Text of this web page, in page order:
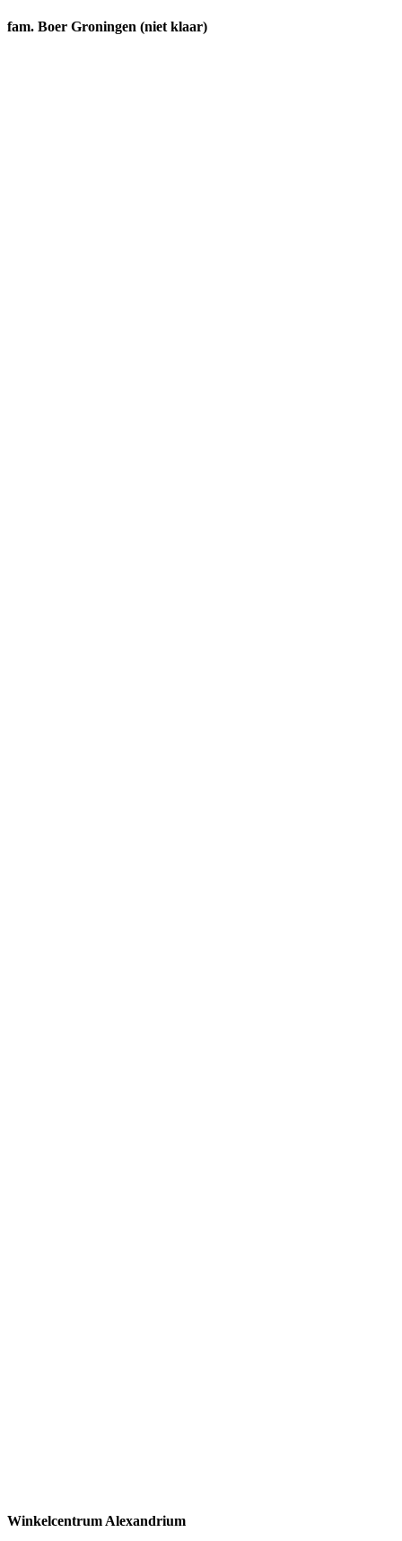
fam. Boer Groningen (niet klaar)
Winkelcentrum Alexandrium